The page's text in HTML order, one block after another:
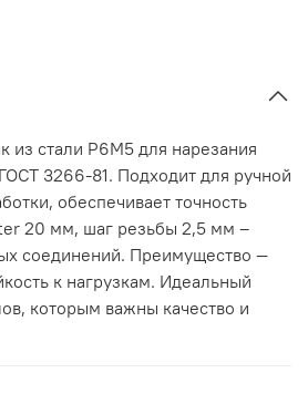
из стали Р6М5 для нарезания
3266-81. Подходит для ручной
обеспечивает точность
20 мм, шаг резьбы 2,5 мм –
соединений. Преимущество —
к нагрузкам. Идеальный
которым важны качество и